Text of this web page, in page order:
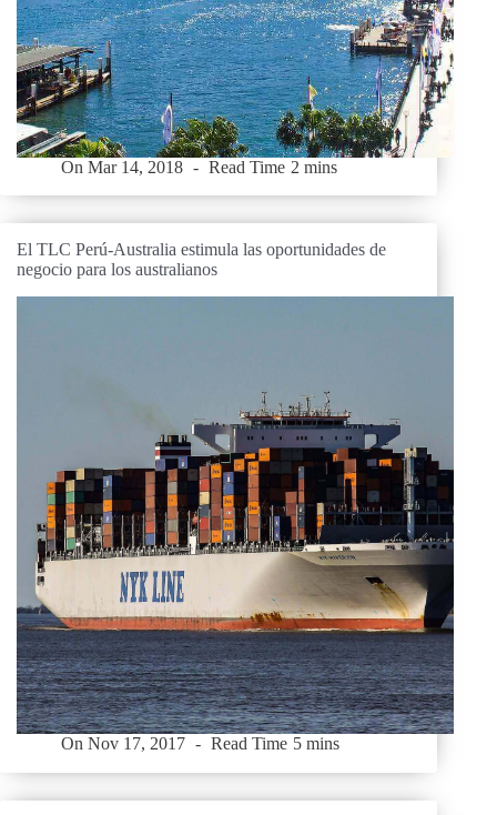
On Mar 14, 2018 Read Time 2 mins
El TLC Perú-Australia estimula las oportunidades de
negocio para los australianos
On Nov 17, 2017 Read Time 5 mins